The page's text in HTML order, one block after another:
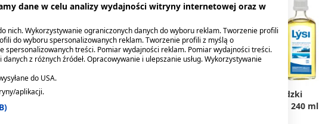
islandzki o
cytrynowo-
olej, 240 ml
Lysi Tran islandzki
naturalny, olej, 240 ml
dane w celu analizy wydajności witryny internetowej oraz w
nich. Wykorzystywanie ograniczonych danych do wyboru reklam. Tworzenie profili
do wyboru spersonalizowanych reklam. Tworzenie profili z myślą o
treści. Pomiar wydajności reklam. Pomiar wydajności treści.
z różnych źródeł. Opracowywanie i ulepszanie usług. Wykorzystywanie
do USA.
aplikacji.